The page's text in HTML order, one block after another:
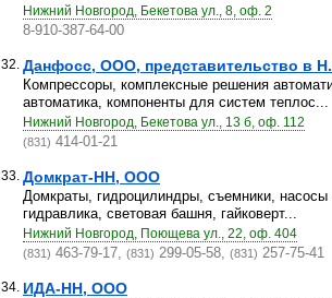
Нижний Новгород, Бекетова ул., 8, оф. 2
8-910-387-64-00
32. Данфосс, ООО, представительство в
Компрессоры, комплексные решения
автоматика, компоненты для систем теплос...
Нижний Новгород, Бекетова ул., 13 б, оф. 112
(831) 414-01-21
33. Домкрат-НН, ООО
Домкраты, гидроцилиндры, съемники,
гидравлика, световая башня, гайковерт...
Нижний Новгород, Поющева ул., 22, оф. 404
(831) 463-79-17, (831) 299-05-58, (831) 257-75-41
34. ИДА-НН, ООО